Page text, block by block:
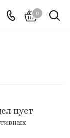
0
пуст